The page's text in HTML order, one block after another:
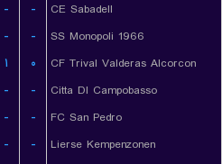
- -
CE Sabadell
- -
SS Monopoli 1966
۱ ۰
CF Trival Valderas Alcorcon
- -
Citta DI Campobasso
- -
FC San Pedro
- -
Lierse Kempenzonen